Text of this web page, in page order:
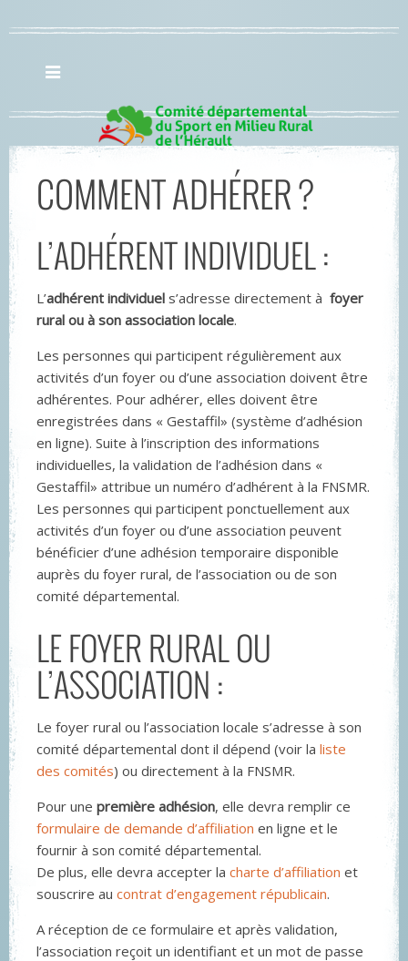
COMMENT ADHÉRER ?
L’ADHÉRENT INDIVIDUEL :
L’adhérent individuel s’adresse directement à foyer
rural ou à son association locale.
Les personnes qui participent régulièrement aux
activités d’un foyer ou d’une association doivent être
adhérentes. Pour adhérer, elles doivent être
enregistrées dans « Gestaffil» (système d’adhésion
en ligne). Suite à l’inscription des informations
individuelles, la validation de l’adhésion dans «
Gestaffil» attribue un numéro d’adhérent à la FNSMR.
Les personnes qui participent ponctuellement aux
activités d’un foyer ou d’une association peuvent
bénéficier d’une adhésion temporaire disponible
auprès du foyer rural, de l’association ou de son
comité départemental.
LE FOYER RURAL OU
L’ASSOCIATION :
Le foyer rural ou l’association locale s’adresse à son
comité départemental dont il dépend (voir la liste
des comités) ou directement à la FNSMR.
Pour une première adhésion, elle devra remplir ce
formulaire de demande d’affiliation en ligne et le
fournir à son comité départemental.
De plus, elle devra accepter la charte d’affiliation et
souscrire au contrat d’engagement républicain.
A réception de ce formulaire et après validation,
l’association reçoit un identifiant et un mot de passe